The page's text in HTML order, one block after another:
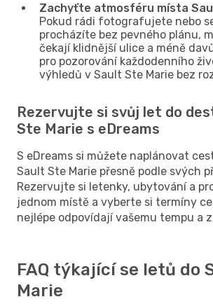
Zachyťte atmosféru místa
Pokud rádi fotografujete nebo
procházíte bez pevného plánu,
čekají klidnější ulice a méně
pro pozorování každodenního
výhledů v Sault Ste Marie bez
Rezervujte si svůj let do
Ste Marie s eDreams
S eDreams si můžete naplánovat
Sault Ste Marie přesně podle svých
Rezervujte si letenky, ubytování a
jednom místě a vyberte si termíny
nejlépe odpovídají vašemu tempu a
FAQ týkající se letů do
Marie